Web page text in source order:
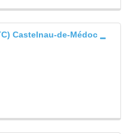
Castelnau-de-Médoc